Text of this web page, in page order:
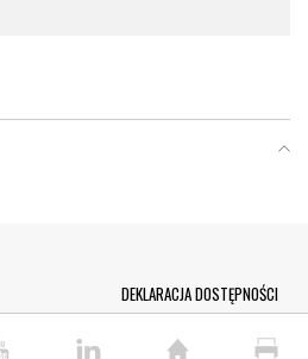
DEKLARACJA DOSTĘPNOŚCI